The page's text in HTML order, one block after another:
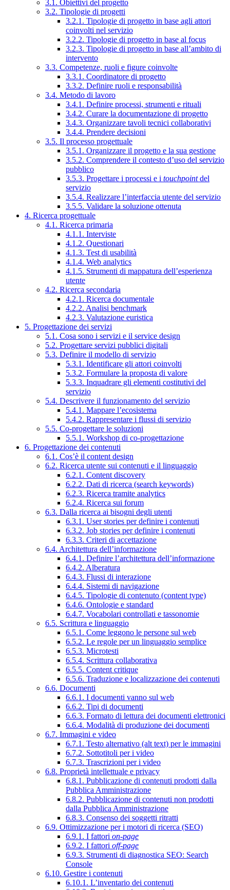
3.1. Obiettivi del progetto
3.2. Tipologie di progetti
3.2.1. Tipologie di progetto in base agli attori
coinvolti nel servizio
3.2.2. Tipologie di progetto in base al focus
3.2.3. Tipologie di progetto in base all’ambito di
intervento
3.3. Competenze, ruoli e figure coinvolte
3.3.1. Coordinatore di progetto
3.3.2. Definire ruoli e responsabilità
3.4. Metodo di lavoro
3.4.1. Definire processi, strumenti e rituali
3.4.2. Curare la documentazione di progetto
3.4.3. Organizzare tavoli tecnici collaborativi
3.4.4. Prendere decisioni
3.5. Il processo progettuale
3.5.1. Organizzare il progetto e la sua gestione
3.5.2. Comprendere il contesto d’uso del servizio
pubblico
3.5.3. Progettare i processi e i touchpointdel
servizio
3.5.4. Realizzare l’interfaccia utente del servizio
3.5.5. Validare la soluzione ottenuta
4. Ricerca progettuale
4.1. Ricerca primaria
4.1.1. Interviste
4.1.2. Questionari
4.1.3. Test di usabilità
4.1.4. Web analytics
4.1.5. Strumenti di mappatura dell’esperienza
utente
4.2. Ricerca secondaria
4.2.1. Ricerca documentale
4.2.2. Analisi benchmark
4.2.3. Valutazione euristica
5. Progettazione dei servizi
5.1. Cosa sono i servizi e il service design
5.2. Progettare servizi pubblici digitali
5.3. Definire il modello di servizio
5.3.1. Identificare gli attori coinvolti
5.3.2. Formulare la proposta di valore
5.3.3. Inquadrare gli elementi costitutivi del
servizio
5.4. Descrivere il funzionamento del servizio
5.4.1. Mappare l’ecosistema
5.4.2. Rappresentare i flussi di servizio
5.5. Co-progettare le soluzioni
5.5.1. Workshop di co-progettazione
6. Progettazione dei contenuti
6.1. Cos’è il content design
6.2. Ricerca utente sui contenuti e il linguaggio
6.2.1. Content discovery
6.2.2. Dati di ricerca (search keywords)
6.2.3. Ricerca tramite analytics
6.2.4. Ricerca sui forum
6.3. Dalla ricerca ai bisogni degli utenti
6.3.1. User stories per definire i contenuti
6.3.2. Job stories per definire i contenuti
6.3.3. Criteri di accettazione
6.4. Architettura dell’informazione
6.4.1. Definire l’architettura dell’informazione
6.4.2. Alberatura
6.4.3. Flussi di interazione
6.4.4. Sistemi di navigazione
6.4.5. Tipologie di contenuto (content type)
6.4.6. Ontologie e standard
6.4.7. Vocabolari controllati e tassonomie
6.5. Scrittura e linguaggio
6.5.1. Come leggono le persone sul web
6.5.2. Le regole per un linguaggio semplice
6.5.3. Microtesti
6.5.4. Scrittura collaborativa
6.5.5. Content critique
6.5.6. Traduzione e localizzazione dei contenuti
6.6. Documenti
6.6.1. I documenti vanno sul web
6.6.2. Tipi di documenti
6.6.3. Formato di lettura dei documenti elettronici
6.6.4. Modalità di produzione dei documenti
6.7. Immagini e video
6.7.1. Testo alternativo (alt text) per le immagini
6.7.2. Sottotitoli per i video
6.7.3. Trascrizioni per i video
6.8. Proprietà intellettuale e privacy
6.8.1. Pubblicazione di contenuti prodotti dalla
Pubblica Amministrazione
6.8.2. Pubblicazione di contenuti non prodotti
dalla Pubblica Amministrazione
6.8.3. Consenso dei soggetti ritratti
6.9. Ottimizzazione per i motori di ricerca (SEO)
6.9.1. I fattori on-page
6.9.2. I fattori off-page
6.9.3. Strumenti di diagnostica SEO: Search
Console
6.10. Gestire i contenuti
6.10.1. L’inventario dei contenuti